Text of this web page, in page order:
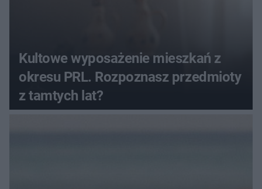
Kultowe wyposażenie mieszkań z
okresu PRL. Rozpoznasz przedmioty
z tamtych lat?